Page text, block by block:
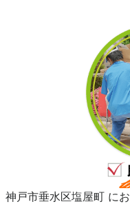
神戸市垂水区塩屋町 に